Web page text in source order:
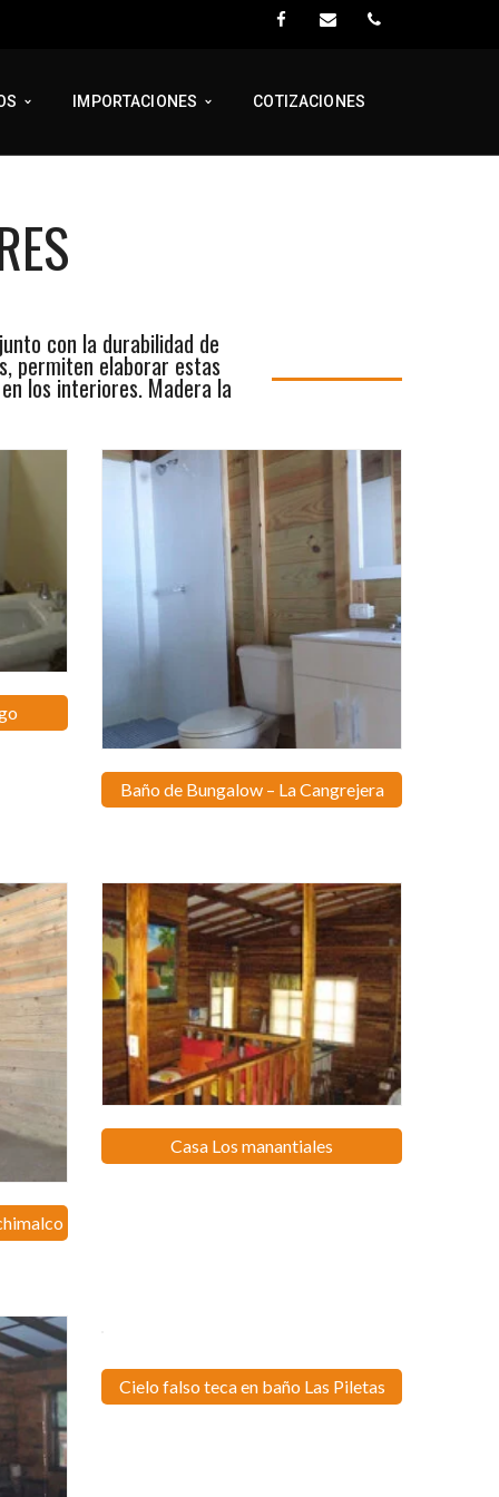
IMPORTACIONES COTIZACIONES
con la durabilidad de
permiten elaborar estas
los interiores. Madera la
Baño de Bungalow – La Cangrejera
Casa Los manantiales
Cielo falso teca en baño Las Piletas